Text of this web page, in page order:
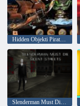
Hidden Objekti Pirate Treasure
Slenderman Must Die: Klusās ielas